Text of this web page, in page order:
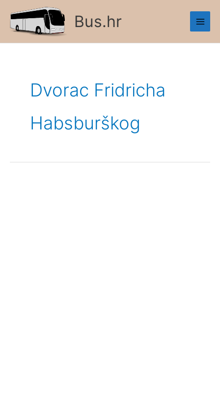
content
Bus.hr
Dvorac Fridricha
Habsburškog